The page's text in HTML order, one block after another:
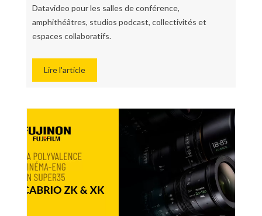
Datavideo pour les salles de conférence,
amphithéâtres, studios podcast, collectivités et
espaces collaboratifs.
Lire l'article